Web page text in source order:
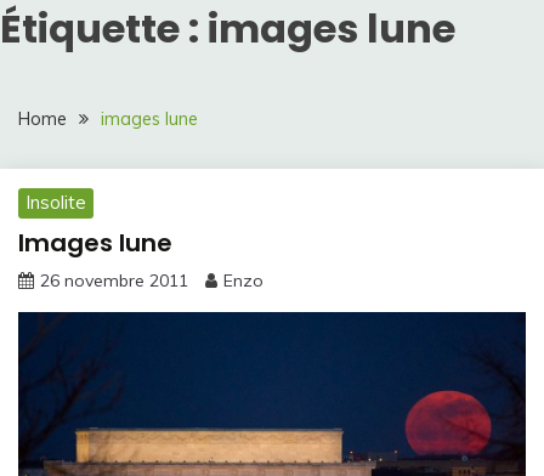
Étiquette : images lune
Home images lune
Insolite
Images lune
26 novembre 2011 Enzo